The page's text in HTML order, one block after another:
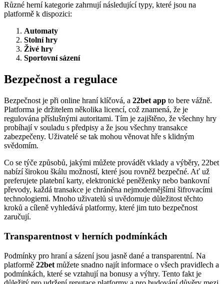
Různé herní kategorie zahrnují následující typy, které jsou na
platformě k dispozici:
Automaty
Stolní hry
Živé hry
Sportovní sázení
Bezpečnost a regulace
Bezpečnost je při online hraní klíčová, a 22bet app to bere vážně.
Platforma je držitelem několika licencí, což znamená, že je
regulována příslušnými autoritami. Tím je zajištěno, že všechny hry
probíhají v souladu s předpisy a že jsou všechny transakce
zabezpečeny. Uživatelé se tak mohou věnovat hře s klidným
svědomím.
Co se týče způsobů, jakými můžete provádět vklady a výběry, 22bet
nabízí širokou škálu možností, které jsou rovněž bezpečné. Ať už
preferujete platební karty, elektronické peněženky nebo bankovní
převody, každá transakce je chráněna nejmodernějšími šifrovacími
technologiemi. Mnoho uživatelů si uvědomuje důležitost těchto
kroků a cíleně vyhledává platformy, které jim tuto bezpečnost
zaručují.
Transparentnost v herních podmínkách
Podmínky pro hraní a sázení jsou jasně dané a transparentní. Na
platformě 22bet můžete snadno najít informace o všech pravidlech a
podmínkách, které se vztahují na bonusy a výhry. Tento fakt je